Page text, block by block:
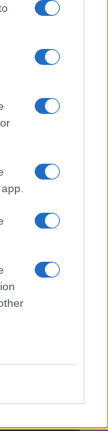
Preço
$83,270.00
$4,205.78